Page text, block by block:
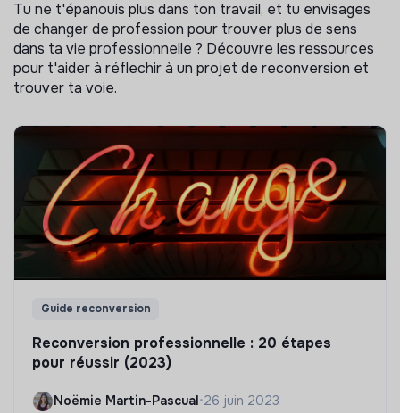
Tu ne t'épanouis plus dans ton travail, et tu envisages
de changer de profession pour trouver plus de sens
dans ta vie professionnelle ? Découvre les ressources
pour t'aider à réflechir à un projet de reconversion et
trouver ta voie.
Guide reconversion
Reconversion professionnelle : 20 étapes
pour réussir (2023)
Noëmie Martin-Pascual•26 juin 2023